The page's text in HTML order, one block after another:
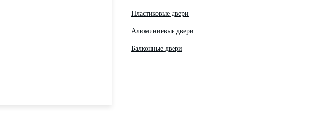
Пластиковые двери
Алюминиевые двери
Балконные двери